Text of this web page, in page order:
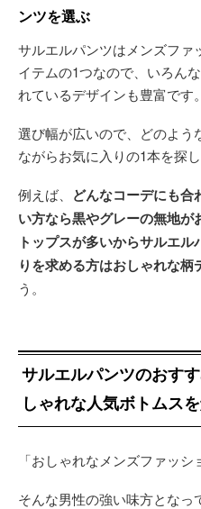
ンツを選ぶ
サルエルパンツはメンズファ
イテムの1つなので、いろん
れているデザインも豊富です。
選び幅が広いので、どのよう
ながらお気に入りの1本を探し
例えば、 どんなコーデにも合
い方なら黒やグレーの無地
トップスが多いからサルエ
りを求める方はおしゃれな
う。
サルエルパンツのおす
しゃれな人気ボトムス
「おしゃれなメンズファッシ
そんな男性の強い味方とな